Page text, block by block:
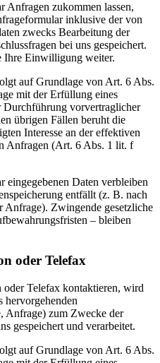
Anfragen zukommen lassen,
inklusive der von
zwecks Bearbeitung der
bei uns gespeichert.
Ihre Einwilligung weiter.
auf Grundlage von Art. 6 Abs.
mit der Erfüllung eines
Durchführung vorvertraglicher
übrigen Fällen beruht die
Interesse an der effektiven
Anfragen (Art. 6 Abs. 1 lit. f
Daten verbleiben
entfällt (z. B. nach
Anfrage). Zwingende gesetzliche
– bleiben
oder Telefax
Telefax kontaktieren, wird
hervorgehenden
Anfrage) zum Zwecke der
gespeichert und verarbeitet.
auf Grundlage von Art. 6 Abs.